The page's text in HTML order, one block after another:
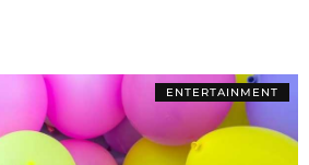
ENTERTAINMENT